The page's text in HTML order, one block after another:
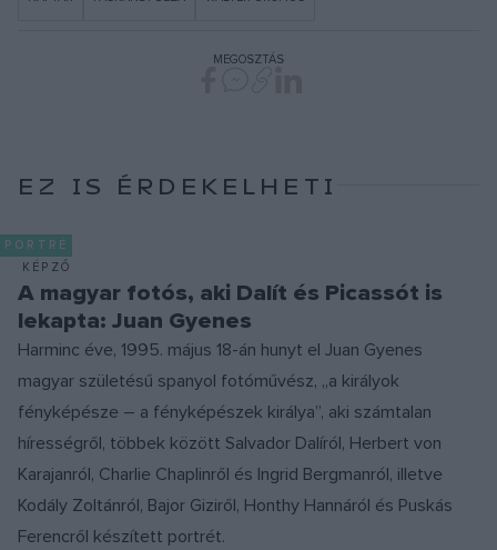
MEGOSZTÁS
EZ IS ÉRDEKELHETI
PORTRÉ
KÉPZŐ
A magyar fotós, aki Dalít és Picassót is
lekapta: Juan Gyenes
Harminc éve, 1995. május 18-án hunyt el Juan Gyenes
magyar születésű spanyol fotóművész, „a királyok
fényképésze – a fényképészek királya”, aki számtalan
hírességről, többek között Salvador Dalíról, Herbert von
Karajanról, Charlie Chaplinről és Ingrid Bergmanról, illetve
Kodály Zoltánról, Bajor Giziről, Honthy Hannáról és Puskás
Ferencről készített portrét.